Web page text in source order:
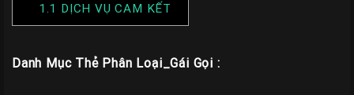
1.1 DỊCH VỤ CAM KẾT
Danh Mục Thẻ Phân Loại_Gái Gọi :